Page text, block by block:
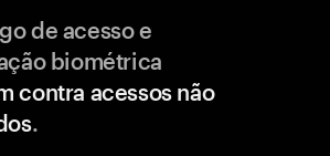
de acesso e
biométrica
contra acessos não
.